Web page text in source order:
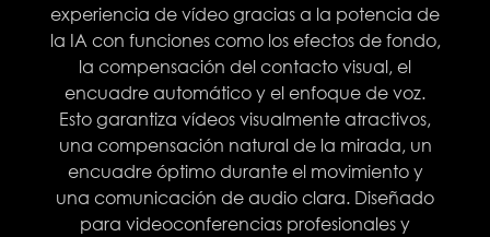
experiencia de vídeo gracias a la potencia de
la IA con funciones como los efectos de fondo,
la compensación del contacto visual, el
encuadre automático y el enfoque de voz.
Esto garantiza vídeos visualmente atractivos,
una compensación natural de la mirada, un
encuadre óptimo durante el movimiento y
una comunicación de audio clara. Diseñado
para videoconferencias profesionales y